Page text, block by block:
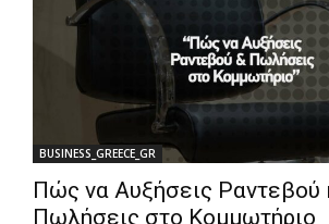
BUSINESS_GREECE_GR
Πώς να Αυξήσεις Ραντεβού
Πωλήσεις στο Κομμωτήριο